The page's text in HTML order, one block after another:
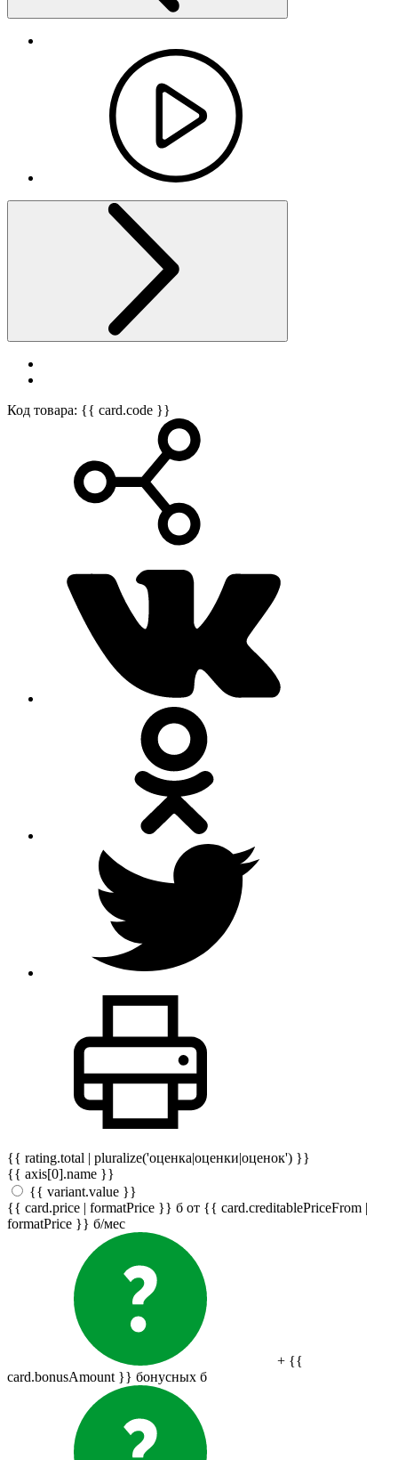
Код товара: {{ card.code }}
{{ rating.total | pluralize('оценка|оценки|оценок') }}
{{ axis[0].name }}
{{ variant.value }}
{{ card.price | formatPrice }} б от {{ card.creditablePriceFrom |
formatPrice }} б/мес
+ {{
card.bonusAmount }} бонусных б